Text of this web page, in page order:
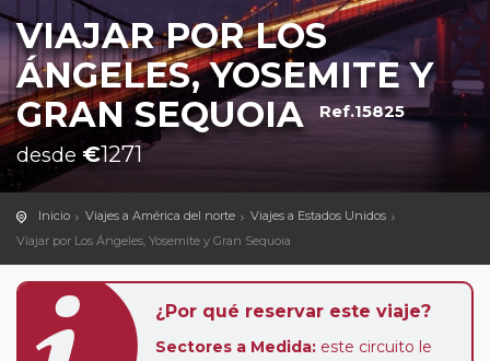
VIAJAR POR LOS
ÁNGELES, YOSEMITE Y
GRAN SEQUOIA
Ref.15825
desde €1271
Inicio Viajes a América del norte
Viajes a Estados Unidos
Viajar por Los Ángeles, Yosemite y Gran Sequoia
¿Por qué reservar este viaje?
Sectores a Medida: este circuito le